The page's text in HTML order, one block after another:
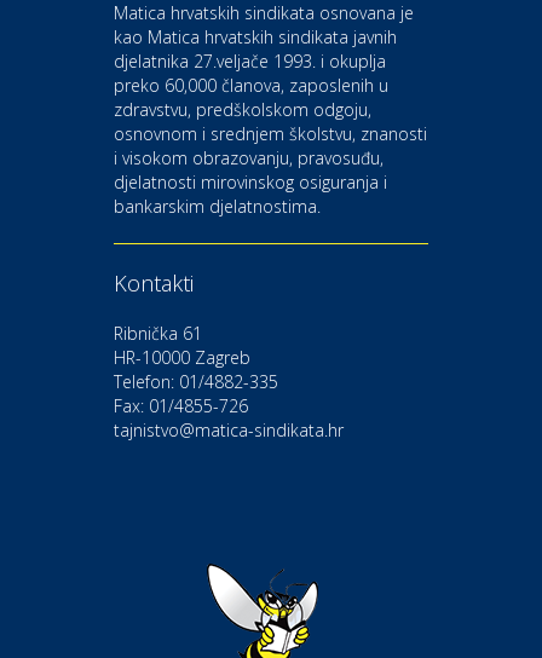
Bistrica
Auto-moto i tehnika
CIAK Auto d.o.o.
Kultura i edukacija
Kazalište Gavella
Moda i ljepota
Gastro
Hotel Bunčić Vrbovec
Izletište i vinotočje VINIA
Matica hrvatskih sindikata osnovana je
kao Matica hrvatskih sindikata javnih
djelatnika 27.veljače 1993. i okuplja
preko 60,000 članova, zaposlenih u
zdravstvu, predškolskom odgoju,
osnovnom i srednjem školstvu, znanosti
i visokom obrazovanju, pravosuđu,
djelatnosti mirovinskog osiguranja i
bankarskim djelatnostima.
Kontakti
Ribnička 61
HR-10000 Zagreb
Telefon: 01/4882-335
Fax: 01/4855-726
tajnistvo@matica-sindikata.hr